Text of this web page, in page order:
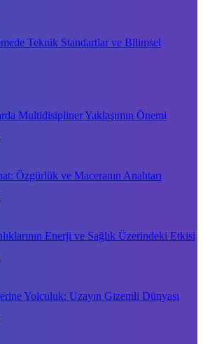
Teknik Standartlar ve Bilimsel
Multidisipliner Yaklaşımın Önemi
Özgürlük ve Maceranın Anahtarı
Enerji ve Sağlık Üzerindeki Etkisi
Yolculuk: Uzayın Gizemli Dünyası